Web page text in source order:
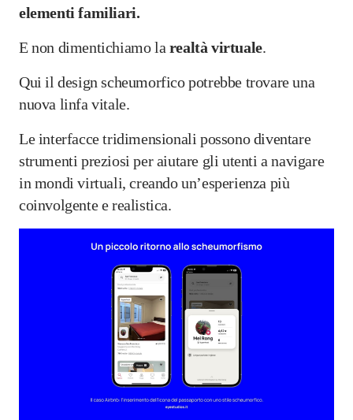
elementi familiari.
E non dimentichiamo la realtà virtuale.
Qui il design scheumorfico potrebbe trovare una
nuova linfa vitale.
Le interfacce tridimensionali possono diventare
strumenti preziosi per aiutare gli utenti a navigare
in mondi virtuali, creando un’esperienza più
coinvolgente e realistica.